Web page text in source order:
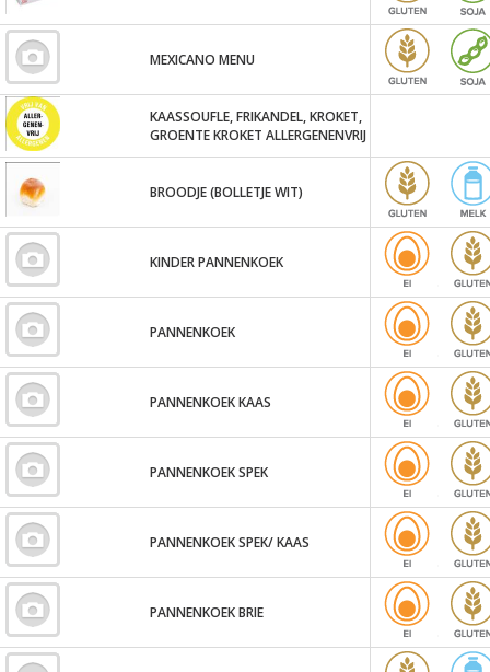
MEXICANO MENU
KAASSOUFLE, FRIKANDEL, KROKET,
GROENTE KROKET ALLERGENENVRIJ
BROODJE (BOLLETJE WIT)
KINDER PANNENKOEK
PANNENKOEK
PANNENKOEK KAAS
PANNENKOEK SPEK
PANNENKOEK SPEK/ KAAS
PANNENKOEK BRIE